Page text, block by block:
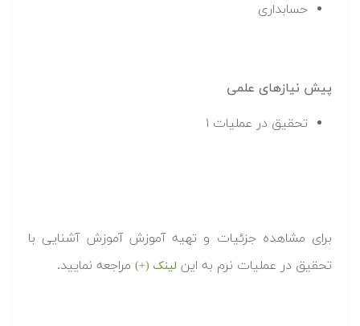
حسابداری
پیش نیازهای علمی
تحقیق در عملیات ۱
برای مشاهده جزئیات و تهیه آموزش آموزش آشنایی با
تحقیق در عملیات نرم به این لینک (+) مراجعه نمایید.